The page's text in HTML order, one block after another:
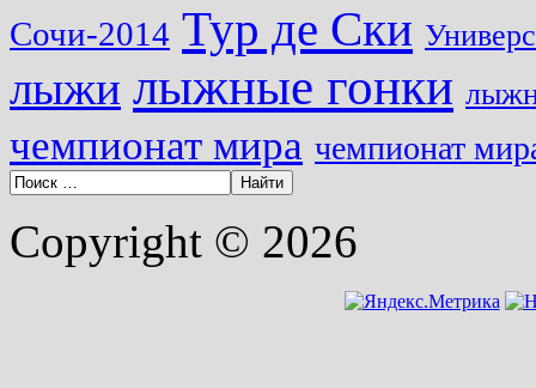
Сочи-2014 Тур де Ски
лыжи лыжные гонки
чемпионат мира чемпионат
Copyright © 2026